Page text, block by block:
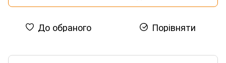
До обраного Порівняти